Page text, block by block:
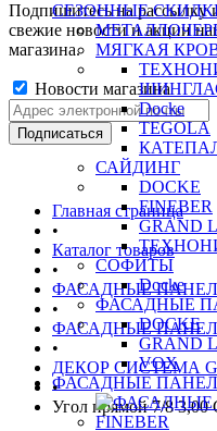
СЕЗОННЫЕ
МЯГКАЯ
Docke
TEGOLA
САЙДИНГ
DOCKE
FINEBER
GRAND
СОФИТЫ
Docke
ФАСАДНЫЕ
DOCKE
GRAND
VOX
ФАСАДНЫЕ
Подпишитесь на рассылку
свежие новости и акции
магазина.
Новости магазина
Главная страница
•
Каталог товаров
•
ФАСАДНЫЕ
•
ФАСАДНЫЕ
•
ДЕКОР СИСТЕМА
•
Угол прямой 7/8 3,00